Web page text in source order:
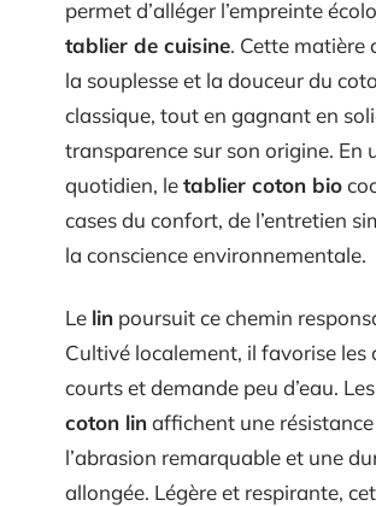
permet d’alléger l’empreinte
tablier de cuisine. Cette matière
la souplesse et la douceur du
classique, tout en gagnant en
transparence sur son origine. En
quotidien, letablier coton bio
cases du confort, de l’entretien
la conscience environnementale.
Le lin poursuit ce chemin
Cultivé localement, il favorise les
courts et demande peu d’eau. Les
coton linaffichent une
l’abrasion remarquable et une
allongée. Légère et respirante,